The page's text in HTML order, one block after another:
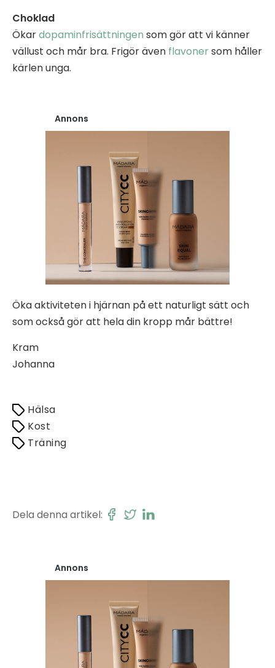
Choklad
Ökardopaminfrisättningen som gör att vi känner
vällust och mår bra. Frigör även flavonersom håller
kärlen unga.
Annons
Öka aktiviteten i hjärnan på ett naturligt sätt och
som också gör att hela din kropp mår bättre!
Kram
Johanna
Hälsa
Kost
Träning
Dela denna artikel:
Annons